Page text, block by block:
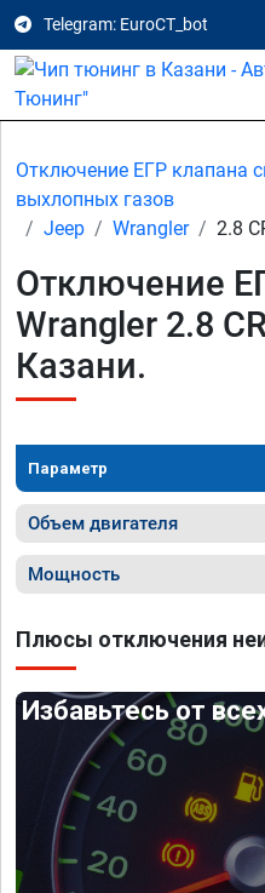
Telegram: EuroCT_bot
Отключение ЕГР клапана
выхлопных газов
Jeep
Wrangler 2.8
Отключение
Wrangler 2.8
Казани.
Параметр
Объем двигателя
Мощность
Плюсы отключения
Избавьтесь от